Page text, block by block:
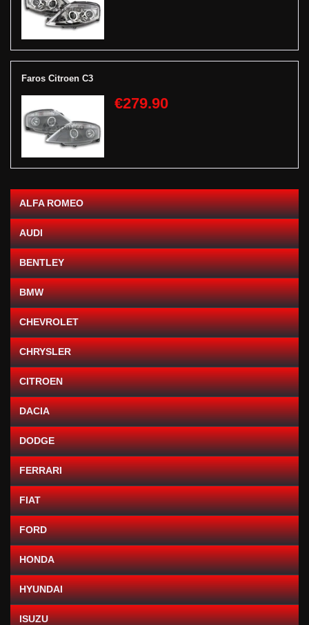
Faros Citroen C3
€279.90
ALFA ROMEO
AUDI
BENTLEY
BMW
CHEVROLET
CHRYSLER
CITROEN
DACIA
DODGE
FERRARI
FIAT
FORD
HONDA
HYUNDAI
ISUZU